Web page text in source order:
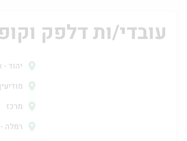
עובדי/ות דלפק
יהוד -
מרכז
רמלה